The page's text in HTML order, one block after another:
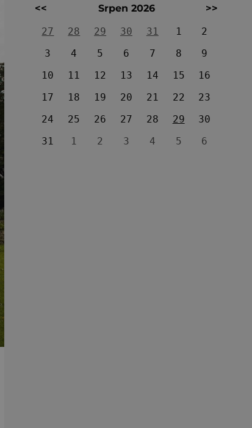
<< Srpen 2026
>>
27
28 29 30 31 1
2
3
4 5 6 7 8
9
10
11 12 13 14 15
16
17
18 19 20 21 22
23
24
25 26 27 28 29
30
31
1 2 3 4 5 6